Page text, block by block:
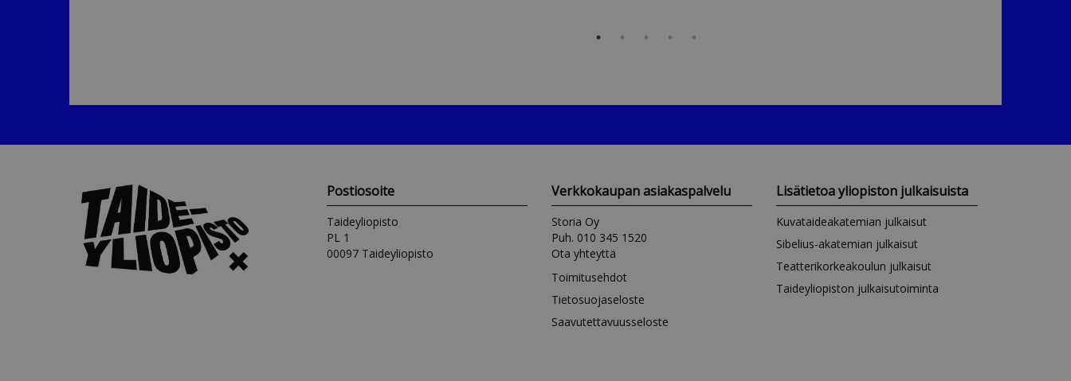
Postiosoite
Taideyliopisto
PL 1
00097 Taideyliopisto
Verkkokaupan asiakaspalvelu
Storia Oy
Puh. 010 345 1520
Ota yhteyttä
Toimitusehdot
Tietosuojaseloste
Saavutettavuusseloste
Lisätietoa yliopiston julkaisuista
Kuvataideakatemian julkaisut
Sibelius-akatemian julkaisut
Teatterikorkeakoulun julkaisut
Taideyliopiston julkaisutoiminta